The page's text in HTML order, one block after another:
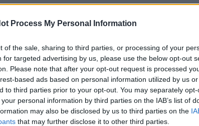
Process My Personal Information
of the sale, sharing to third parties, or processing of your
for targeted advertising by us, please use the below opt-out
Please note that after your opt-out request is processed
based ads based on personal information utilized by us
to third parties prior to your opt-out. You may separately
personal information by third parties on the IAB’s list of
may also be disclosed by us to third parties on the
that may further disclose it to other third parties.
απασχόληση | Μερική απασχόληση
08/2026
/ Νοσηλεύτριες
| ΑΘΗΝΑ - ΑΤΤΙΚΗ
απασχόληση